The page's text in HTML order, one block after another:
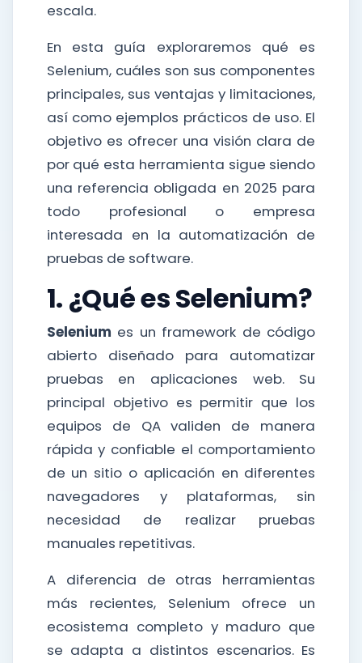
escala.
En esta guía exploraremos qué es
Selenium, cuáles son sus componentes
principales, sus ventajas y limitaciones,
así como ejemplos prácticos de uso. El
objetivo es ofrecer una visión clara de
por qué esta herramienta sigue siendo
una referencia obligada en 2025 para
todo profesional o empresa
interesada en la automatización de
pruebas de software.
1. ¿Qué es Selenium?
Selenium es un framework de código
abierto diseñado para automatizar
pruebas en aplicaciones web. Su
principal objetivo es permitir que los
equipos de QA validen de manera
rápida y confiable el comportamiento
de un sitio o aplicación en diferentes
navegadores y plataformas, sin
necesidad de realizar pruebas
manuales repetitivas.
A diferencia de otras herramientas
más recientes, Selenium ofrece un
ecosistema completo y maduro que
se adapta a distintos escenarios. Es